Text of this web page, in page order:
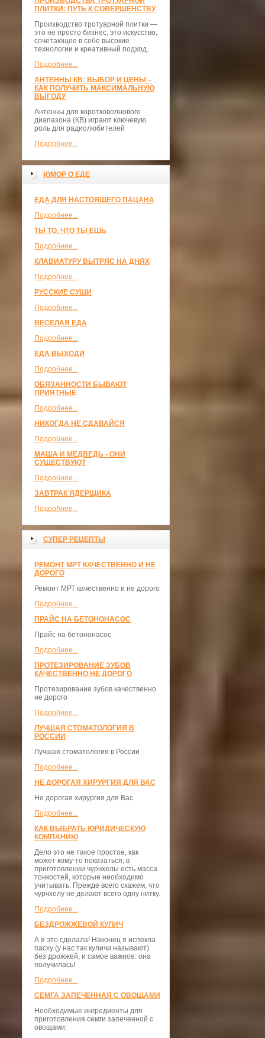
ПЛИТКИ: ПУТЬ К СОВЕРШЕНСТВУ
Производство тротуарной плитки —
это не просто бизнес, это искусство,
сочетающее в себе высокие
технологии и креативный подход.
Подробнее...
АНТЕННЫ КВ: ВЫБОР И ЦЕНЫ –
КАК ПОЛУЧИТЬ МАКСИМАЛЬНУЮ
ВЫГОДУ
Антенны для коротковолнового
диапазона (КВ) играют ключевую
роль для радиолюбителей
Подробнее...
ЮМОР О ЕДЕ
ЕДА ДЛЯ НАСТОЯЩЕГО ПАЦАНА
Подробнее...
ТЫ ТО, ЧТО ТЫ ЕШЬ
Подробнее...
КЛАВИАТУРУ ВЫТРЯС НА ДНЯХ
Подробнее...
РУССКИЕ СУШИ
Подробнее...
ВЕСЕЛАЯ ЕДА
Подробнее...
ЕДА ВЫХОДИ
Подробнее...
ОБЯЗАННОСТИ БЫВАЮТ
ПРИЯТНЫЕ
Подробнее...
НИКОГДА НЕ СДАВАЙСЯ
Подробнее...
МАША И МЕДВЕДЬ - ОНИ
СУЩЕСТВУЮТ
Подробнее...
ЗАВТРАК ЯДЕРЩИКА
Подробнее...
СУПЕР РЕЦЕПТЫ
РЕМОНТ МРТ КАЧЕСТВЕННО И НЕ
ДОРОГО
Ремонт МРТ качественно и не дорого
Подробнее...
ПРАЙС НА БЕТОНОНАСОС
Прайс на бетононасос
Подробнее...
ПРОТЕЗИРОВАНИЕ ЗУБОВ
КАЧЕСТВЕННО НЕ ДОРОГО
Протезирование зубов качественно
не дорого
Подробнее...
ЛУЧШАЯ СТОМАТОЛОГИЯ В
РОССИИ
Лучшая стоматология в России
Подробнее...
НЕ ДОРОГАЯ ХИРУРГИЯ ДЛЯ ВАС
Не дорогая хирургия для Вас
Подробнее...
КАК ВЫБРАТЬ ЮРИДИЧЕСКУЮ
КОМПАНИЮ
Дело это не такое простое, как
может кому-то показаться, в
приготовлении чурчхелы есть масса
тонкостей, которые необходимо
учитывать. Прежде всего скажем, что
чурчхелу не делают всего одну нитку.
Подробнее...
БЕЗДРОЖЖЕВОЙ КУЛИЧ
А я это сделала! Наконец я испекла
пасху (у нас так куличи называют)
без дрожжей, и самое важное: она
получилась!
Подробнее...
СЕМГА ЗАПЕЧЕННАЯ С ОВОЩАМИ
Необходимые ингредиенты для
приготовления семги запеченной с
овощами: